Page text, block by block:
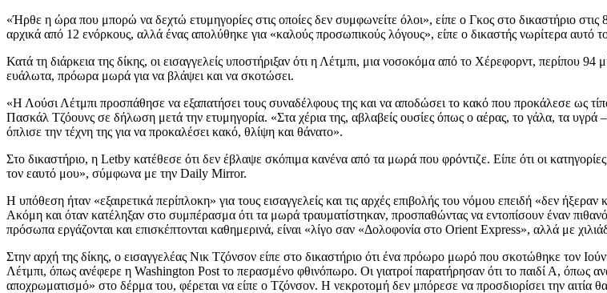
«Ήρθε η ώρα που μπορώ να δεχτώ ετυμηγορίες στις οποίες δεν συμφωνείτε όλοι», είπε ο Γκος στο δικαστήριο
αρχικά από 12 ενόρκους, αλλά ένας απολύθηκε για «καλούς προσωπικούς λόγους», είπε ο δικαστής νωρίτερα αυτό
Κατά τη διάρκεια της δίκης, οι εισαγγελείς υποστήριξαν ότι η Λέτμπι, μια νοσοκόμα από το Χέρεφορντ, περίπου
ευάλωτα, πρόωρα μωρά για να βλάψει και να σκοτώσει.
«Η Λούσι Λέτμπι προσπάθησε να εξαπατήσει τους συναδέλφους της και να αποδώσει το κακό που προκάλεσε ως
Πασκάλ Τζόουνς σε δήλωση μετά την ετυμηγορία. «Στα χέρια της, αβλαβείς ουσίες όπως ο αέρας, το γάλα, τα
όπλισε την τέχνη της για να προκαλέσει κακό, θλίψη και θάνατο».
Στο δικαστήριο, η Letby κατέθεσε ότι δεν έβλαψε σκόπιμα κανένα από τα μωρά που φρόντιζε. Είπε ότι οι
τον εαυτό μου», σύμφωνα με την Daily Mirror.
Η υπόθεση ήταν «εξαιρετικά περίπλοκη» για τους εισαγγελείς και τις αρχές επιβολής του νόμου επειδή «δεν
Ακόμη και όταν κατέληξαν στο συμπέρασμα ότι τα μωρά τραυματίστηκαν, προσπαθώντας να εντοπίσουν έναν
πρόσωπα εργάζονται και επισκέπτονται καθημερινά, είναι «λίγο σαν «Δολοφονία στο Orient Express», αλλά με
Στην αρχή της δίκης, ο εισαγγελέας Νικ Τζόνσον είπε στο δικαστήριο ότι ένα πρόωρο μωρό που σκοτώθηκε τον
Λέτμπι, όπως ανέφερε η Washington Post το περασμένο φθινόπωρο. Οι γιατροί παρατήρησαν ότι το παιδί Α, όπως
αποχρωματισμό» στο δέρμα του, φέρεται να είπε ο Τζόνσον. Η νεκροτομή δεν μπόρεσε να προσδιορίσει την αιτία